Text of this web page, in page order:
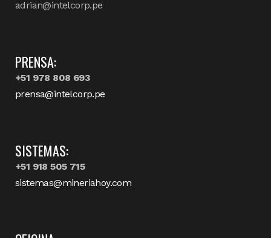
adrian@intelcorp.pe
PRENSA:
+51 978 808 693
prensa@intelcorp.pe
SISTEMAS:
+51 918 505 715
sistemas@mineriahoy.com